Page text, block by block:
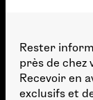
Rester
près de chez
Recevoir en
exclusifs et